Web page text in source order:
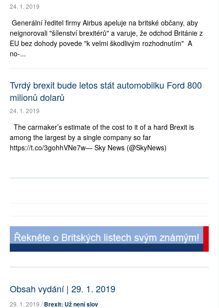
24. 1. 2019
Generální ředitel firmy Airbus apeluje na britské občany, aby
neignorovali "šílenství brexitérů" a varuje, že odchod Británie z
EU bez dohody povede "k velmi škodlivým rozhodnutím" A
no-...
Tvrdý brexit bude letos stát automobilku Ford 800
milionů dolarů
24. 1. 2019
The carmaker’s estimate of the cost to it of a hard Brexit is
among the largest by a single company so far
https://t.co/3gohhVNe7w— Sky News (@SkyNews)
Obsah vydání | 29. 1. 2019
29. 1. 2019 /Brexit: Už není slov